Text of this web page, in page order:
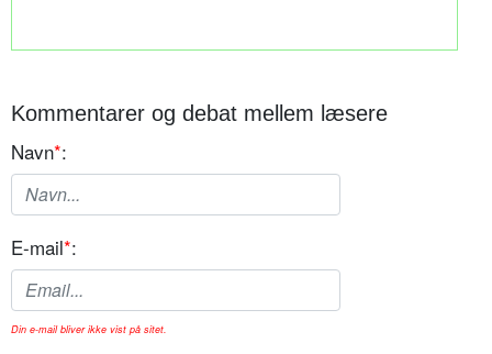
Kommentarer og debat mellem læsere
Navn*:
E-mail*:
Din e-mail bliver ikke vist på sitet.